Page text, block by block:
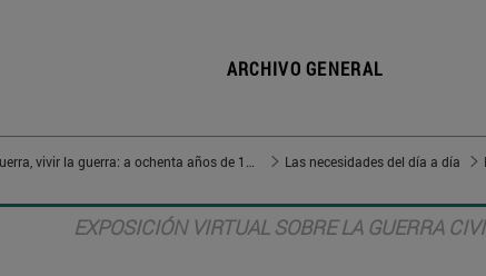
ARCHIVO GENERAL
Las necesidades del día a día
EXPOSICIÓN VIRTUAL SOBRE LA GUERRA